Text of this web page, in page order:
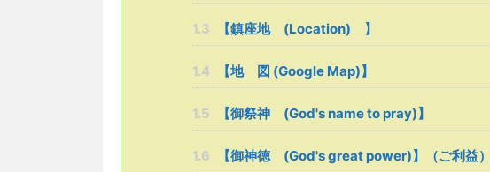
1.3 【鎮座地 (Location) 】
1.4 【地 図 (Google Map)】
1.5 【御祭神 (God's name to pray)】
1.6 【御神徳 (God's great power)】（ご利益）